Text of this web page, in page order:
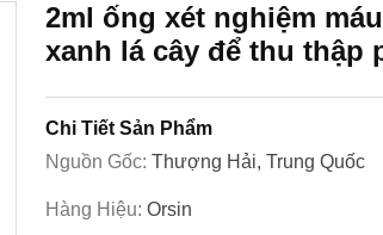
2ml ống xét nghiệm
xanh lá cây để thu thập
Chi Tiết Sản Phẩm
Nguồn Gốc: Thượng Hải, Trung Quốc
Hàng Hiệu: Orsin